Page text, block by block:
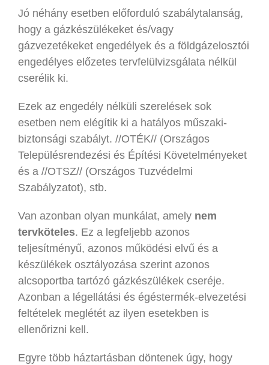
Jó néhány esetben előforduló szabálytalanság,
hogy a gázkészülékeket és/vagy
gázvezetékeket engedélyek és a földgázelosztói
engedélyes előzetes tervfelülvizsgálata nélkül
cserélik ki.
Ezek az engedély nélküli szerelések sok
esetben nem elégítik ki a hatályos műszaki-
biztonsági szabályt. //OTÉK// (Országos
Településrendezési és Építési Követelményeket
és a //OTSZ// (Országos Tuzvédelmi
Szabályzatot), stb.
Van azonban olyan munkálat, amely nem
tervköteles. Ez a legfeljebb azonos
teljesítményű, azonos működési elvű és a
készülékek osztályozása szerint azonos
alcsoportba tartózó gázkészülékek cseréje.
Azonban a légellátási és égéstermék-elvezetési
feltételek meglétét az ilyen esetekben is
ellenőrizni kell.
Egyre több háztartásban döntenek úgy, hogy